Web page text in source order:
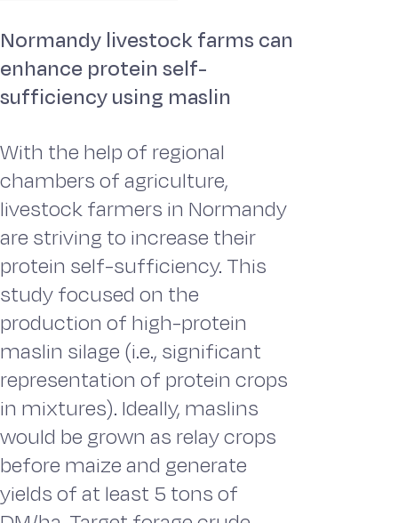
Normandy livestock farms can
enhance protein self-
sufficiency using maslin
With the help of regional
chambers of agriculture,
livestock farmers in Normandy
are striving to increase their
protein self-sufficiency. This
study focused on the
production of high-protein
maslin silage (i.e., significant
representation of protein crops
in mixtures). Ideally, maslins
would be grown as relay crops
before maize and generate
yields of at least 5 tons of